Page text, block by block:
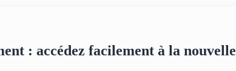
: accédez facilement à la nouvelle